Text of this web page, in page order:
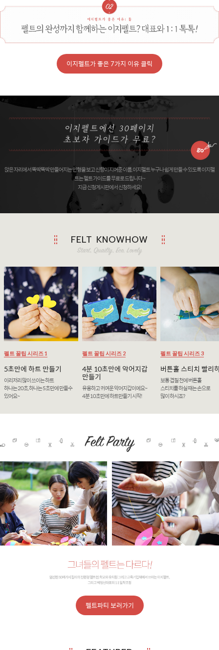
이지펠트가 좋은 7가지 이유 클릭
앉은 자리에서 뚝딱뚝딱 만들어지는 인형을 보고 신랑이 지어준 이름, 이지펠트 누구나 쉽게 만들 수 있도록 이지펠
트는 펠트 가이드를 무료로 드립니다 ~
지금 신청게시판에서 신청하세요!
FELT KNOWHOW
펠트 꿀팁 시리즈 1
5초만에 하트 만들기
이리저리 많이 쓰이는 하트
하나는 20초, 하나는 5초만에 만들수
있어요~
펠트 꿀팁 시리즈 2
4분 10초만에 악어지갑
만들기
유용하고 귀여운 악어지갑이에요~
4분 10초만에 하트만들기 시작!
펠트 꿀팁 시리즈 3
버튼홀 스티치 빨리
보통 겹칠 천에 버튼홀
스티치를 하실 때는 손으로
많이 하시죠?
펠트파티 보러가기